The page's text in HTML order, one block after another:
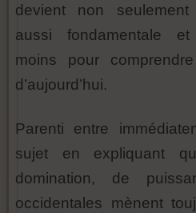
devient non seulement
aussi fondamentale
moins pour
d’aujourd’hui.
Parenti entre
sujet en expliquant
domination, de
occidentales mènent